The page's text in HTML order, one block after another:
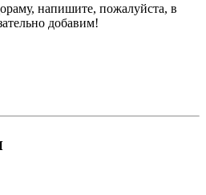
напишите, пожалуйста, в
добавим!